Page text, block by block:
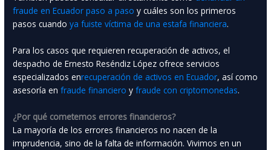
fraude en Ecuador paso a paso y cuáles son los primeros
pasos cuandoya fuiste víctima de una estafa financiera.
Para los casos que requieren recuperación de activos, el
despacho de Ernesto Reséndiz López ofrece servicios
especializados enrecuperación de activos en Ecuador, así como
asesoría enfraude financiero yfraude con criptomonedas.
¿Por qué cometemos errores financieros?
La mayoría de los errores financieros no nacen de la
imprudencia, sino de la falta de información. Vivimos en un